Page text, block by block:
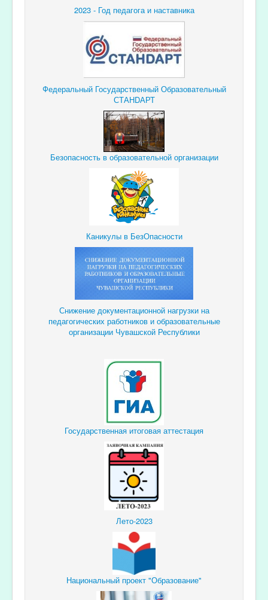
2023 - Год педагога и наставника
Федеральный Государственный Образовательный
СТАНDАРТ
Безопасность в образовательной организации
Каникулы в БезОпасности
Снижение документационной нагрузки на
педагогических работников и образовательные
организации Чувашской Республики
Государственная итоговая аттестация
Лето-2023
Национальный проект "Образование"